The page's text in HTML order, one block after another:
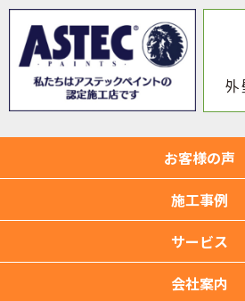
お客様の声
施工事例
サービス
会社案内